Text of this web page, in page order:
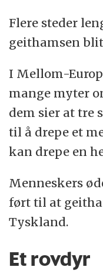
Flere steder
geithamsen
I Mellom-
mange myter
dem sier at tre
til å drepe et
kan drepe en
Menneskers
ført til at
Tyskland.
Et rovdyr